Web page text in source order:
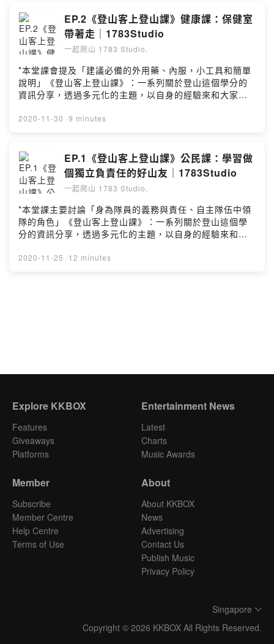
海外小故事的分享Powered by Firstory Hosting
家政、健康、體育、生活、地理、心理學、歷史、公民
等，希望大家聽完也能多多分享自己的想法，互相交流。
(00:00:00) 前導(00:00:55) 轉職爬山需要點哪些技能
(00:01:39) 不同的訓練方式(00:02:41) 除了體能訓練還有
什麼要注意的(00:03:22) 游泳校隊學弟與慢跑姐姐的初百
大小霸(00:05:55) 體能訓練的重點與自身運動習慣分享
(00:06:55) 給想嘗試第一次過夜登山或初百新手的小建議
Powered by Firstory Hosting
EP.2《登山客上登山課》健康課：保健室
帶著走｜1783Studio
一起爬山 1783 Studio.
*本堂課會提及「建議必備的外用藥、內服，小工具和簡單
說明」《登山客上登山課》：一系列關於登山這個學分的
資訊分享，透過多元化的主題，以自身的經驗來和大家聊
學、歷史、公民等，希望大家聽完也能多多分享自己的想
連結。此集 Podcast 主要以自身長期使用經驗和所認知及
其蒐集資料後的整理分享。如果大家有什麼必帶醫用小
物、或神奇的小工具也歡迎到Instagram留言告訴我們。
（偷偷說其實我們還會帶打火石，以防打火機在山上有一
些氣候環境或機械故障上等的使用疑慮）(00:00:00) 開場
介紹(00:00:13) 課程前導(00:00:50) 外傷篇(00:02:29)
外用塗抹篇(00:04:30) 內服篇(00:06:50) 緊急救援小物
(00:07:40) 簡短整理Powered by Firstory Hosting
2020-11-30 · 9 minutes
EP.1《登山客上登山課》公民課：學習做
個獨立負責任的好山友｜1783Studio
一起爬山 1783 Studio.
*本堂課主要討論「身為隊員的義務與責任、自主隊伍中領
隊的角色」《登山客上登山課》：一系列關於登山這個學
分的資訊分享，透過多元化的主題，以自身的經驗來和大
理學、歷史、公民等，希望大家聽完也能多多分享自己的
2020-11-25 · 12 minutes
Explore KKBOX
Features
Giveaways
Platforms
Entertainment News
Latest
Charts
Music Awards
Member
Subscribe
Member Centre
Help Centre
Terms of Use
About
About KKBOX
News
Advertising
Contact Us
Publish Music
Privacy Policy
Singapore
Copyright © 2026 KKBOX All Rights Reserved.